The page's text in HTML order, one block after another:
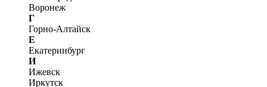
Воронеж
Г
Горно-Алтайск
Е
Екатеринбург
И
Ижевск
Иркутск